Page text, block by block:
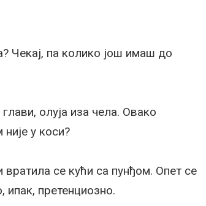
Чекај, па колико још имаш до
олуја иза чела. Овако
у коси?
се кући са пунђом. Опет се
ипак, претенциозно.